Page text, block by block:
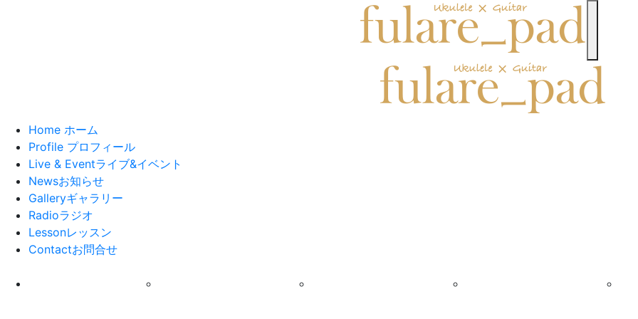
Home ホーム
Profile プロフィール
Live & Eventライブ&イベント
Newsお知らせ
Galleryギャラリー
Radioラジオ
Lessonレッスン
Contactお問合せ